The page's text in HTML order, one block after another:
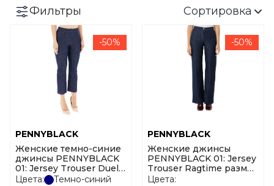
Фильтры Сортировка
-50%
PENNYBLACK
Женские темно-синие
джинсы PENNYBLACK
01: Jersey Trouser Duello
размер 38
Цвета:
Темно-синий
-50%
PENNYBLACK
Женские джинсы
PENNYBLACK 01: Jersey
Trouser Ragtime размер
42
Цвета: